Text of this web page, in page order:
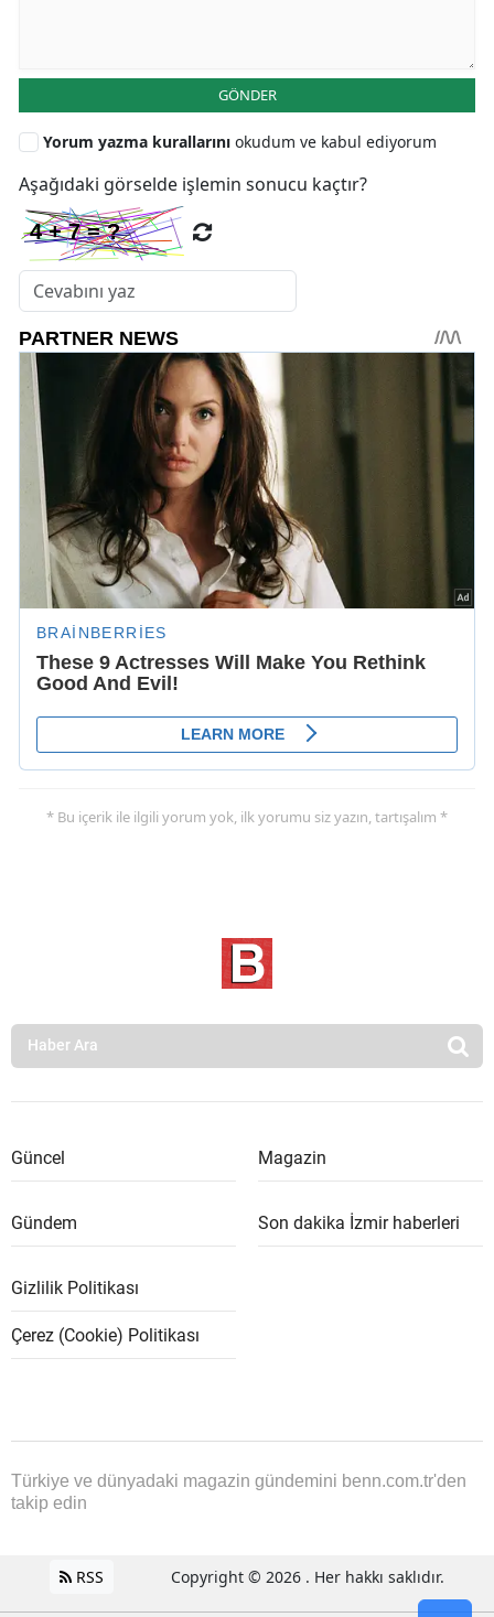
GÖNDER
Yorum yazma kurallarını okudum ve kabul ediyorum
Aşağıdaki görselde işlemin sonucu kaçtır?
* Bu içerik ile ilgili yorum yok, ilk yorumu siz yazın, tartışalım *
Güncel Magazin
Gündem Son dakika İzmir haberleri
Gizlilik Politikası
Çerez (Cookie) Politikası
Türkiye ve dünyadaki magazin gündemini benn.com.tr'den
takip edin
RSS Copyright © 2026 . Her hakkı saklıdır.